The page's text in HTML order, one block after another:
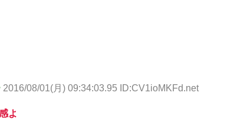
2016/08/01(月) 09:34:03.95 ID:CV1ioMKFd.net
よ